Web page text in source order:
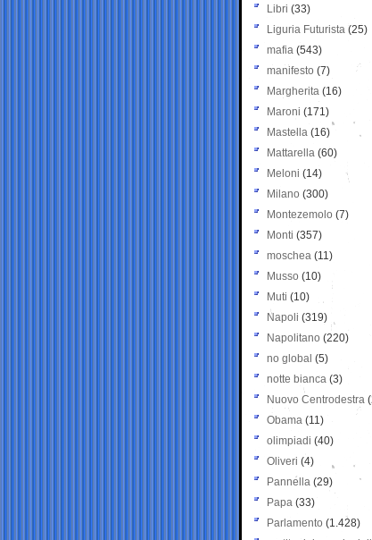
Libri (33)
Liguria Futurista (25)
mafia (543)
manifesto (7)
Margherita (16)
Maroni (171)
Mastella (16)
Mattarella (60)
Meloni (14)
Milano (300)
Montezemolo (7)
Monti (357)
moschea (11)
Musso (10)
Muti (10)
Napoli (319)
Napolitano (220)
no global (5)
notte bianca (3)
Nuovo Centrodestra
Obama (11)
olimpiadi (40)
Oliveri (4)
Pannella (29)
Papa (33)
Parlamento (1.428)